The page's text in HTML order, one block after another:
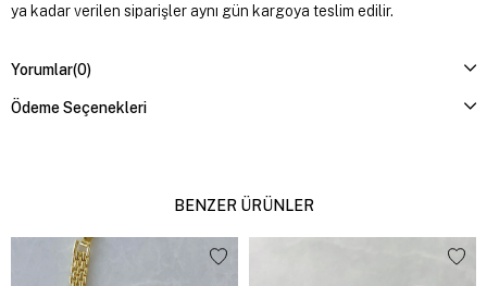
ya kadar verilen siparişler aynı gün kargoya teslim edilir.
Yorumlar(0)
Ödeme Seçenekleri
BENZER ÜRÜNLER